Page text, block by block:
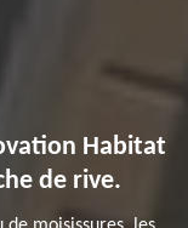
Habitat
de rive.